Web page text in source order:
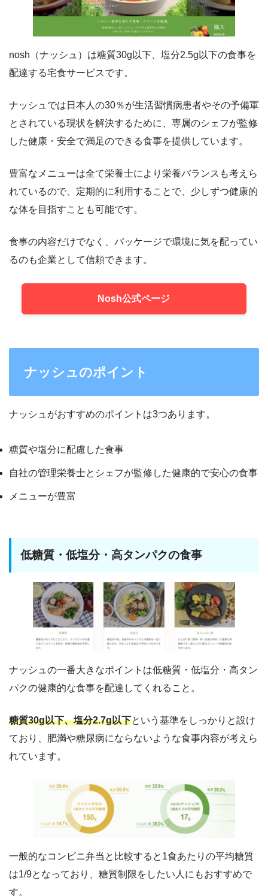
nosh（ナッシュ）は糖質30g以下、塩分2.5g以下の食事を
配達する宅食サービスです。
ナッシュでは日本人の30％が生活習慣病患者やその予備軍
とされている現状を解決するために、専属のシェフが監修
した健康・安全で満足のできる食事を提供しています。
豊富なメニューは全て栄養士により栄養バランスも考えら
れているので、定期的に利用することで、少しずつ健康的
な体を目指すことも可能です。
食事の内容だけでなく、パッケージで環境に気を配ってい
るのも企業として信頼できます。
Nosh公式ページ
ナッシュのポイント
ナッシュがおすすめのポイントは3つあります。
糖質や塩分に配慮した食事
自社の管理栄養士とシェフが監修した健康的で安心の食事
メニューが豊富
低糖質・低塩分・高タンパクの食事
ナッシュの一番大きなポイントは低糖質・低塩分・高タン
パクの健康的な食事を配達してくれること。
糖質30g以下、塩分2.7g以下という基準をしっかりと設け
ており、肥満や糖尿病にならないような食事内容が考えら
れています。
一般的なコンビニ弁当と比較すると1食あたりの平均糖質
は1/9となっており、糖質制限をしたい人にもおすすめで
す。